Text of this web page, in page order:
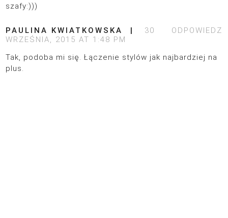
szafy:)))
ODPOWIEDZ
PAULINA KWIATKOWSKA
30
WRZEŚNIA, 2015 AT 1:48 PM
Tak, podoba mi się. Łączenie stylów jak najbardziej na
plus.